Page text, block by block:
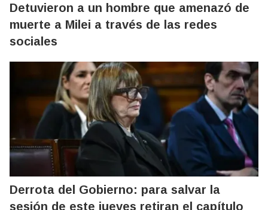
Detuvieron a un hombre que amenazó de
muerte a Milei a través de las redes
sociales
Derrota del Gobierno: para salvar la
sesión de este jueves retiran el capítulo